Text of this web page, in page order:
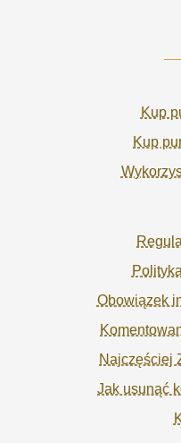
Kup
Kup
Obowiązek
Najczęściej
Jak usunąć